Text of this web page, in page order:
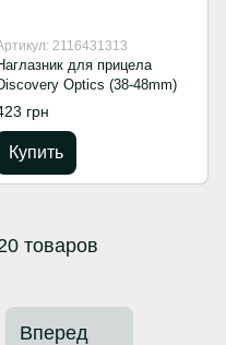
2116431313
для прицела
Optics (38-48mm)
грн
Купить
товаров
Вперед